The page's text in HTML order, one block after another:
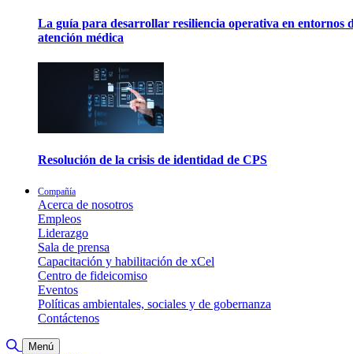
La guía para desarrollar resiliencia operativa en entornos
atención médica
Resolución de la crisis de identidad de CPS
Compañía
Acerca de nosotros
Empleos
Liderazgo
Sala de prensa
Capacitación y habilitación de xCel
Centro de fideicomiso
Eventos
Políticas ambientales, sociales y de gobernanza
Contáctenos
Alternar búsqueda
Menú